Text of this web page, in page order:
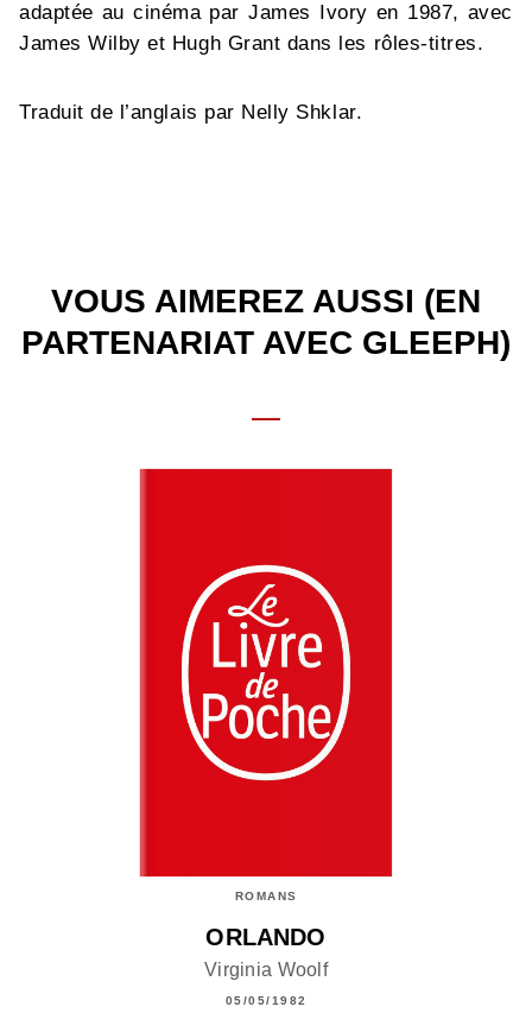
adaptée au cinéma par James Ivory en 1987, avec
James Wilby et Hugh Grant dans les rôles-titres.
Traduit de l’anglais par Nelly Shklar.
VOUS AIMEREZ AUSSI (EN
PARTENARIAT AVEC GLEEPH)
ROMANS
ORLANDO
Virginia Woolf
05/05/1982